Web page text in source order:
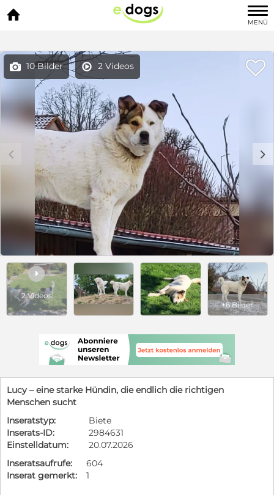

MENÜ
 10 Bilder  2 Videos 
c d

2 Videos
+6 Bilder
Lucy – eine starke Hündin, die endlich die richtigen
Menschen sucht
Inseratstyp:
Biete
Inserats-ID:
2984631
Einstelldatum:
20.07.2026
Inseratsaufrufe:
604
Inserat gemerkt:
1